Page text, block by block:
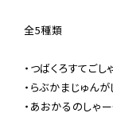
全5種類
・つばくろすてごし
・らぶかまじゅんが
・あおかるのしゃー